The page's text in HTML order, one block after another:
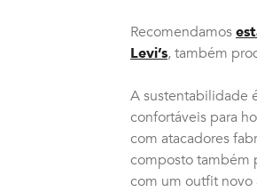
Recomendamos
Levi’s, também
A sustentabilidade
confortáveis para
com atacadores
composto também
com um outfit